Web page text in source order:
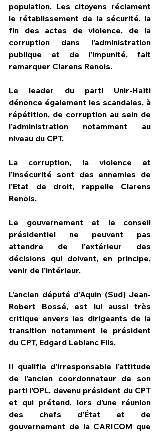
population. Les citoyens réclament
le rétablissement de la sécurité, la
fin des actes de violence, de la
corruption dans l’administration
publique et de l’impunité, fait
remarquer Clarens Renois.
Le leader du parti Unir-Haïti
dénonce également les scandales, à
répétition, de corruption au sein de
l’administration notamment au
niveau du CPT.
La corruption, la violence et
l’insécurité sont des ennemies de
l’Etat de droit, rappelle Clarens
Renois.
Le gouvernement et le conseil
présidentiel ne peuvent pas
attendre de l’extérieur des
décisions qui doivent, en principe,
venir de l’intérieur.
L’ancien député d’Aquin (Sud) Jean-
Robert Bossé, est lui aussi très
critique envers les dirigeants de la
transition notamment le président
du CPT, Edgard Leblanc Fils.
Il qualifie d’irresponsable l’attitude
de l’ancien coordonnateur de son
parti l’OPL, devenu président du CPT
et qui prétend, lors d’une réunion
des chefs d'État et de
gouvernement de la CARICOM que